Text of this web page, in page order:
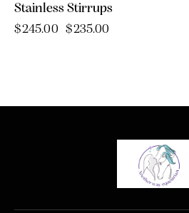
Stainless Stirrups
$245.00 $235.00